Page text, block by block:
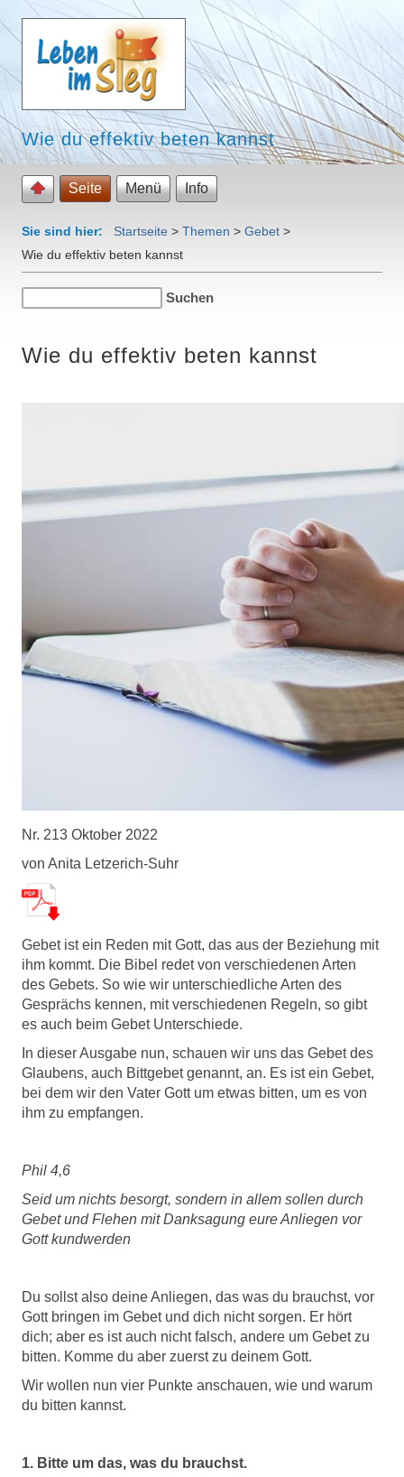
Wie du effektiv beten kannst
Seite Menü Info
Sie sind hier: Startseite > Themen > Gebet >
Wie du effektiv beten kannst
Wie du effektiv beten kannst
Nr. 213 Oktober 2022
von Anita Letzerich-Suhr
Gebet ist ein Reden mit Gott, das aus der Beziehung mit
ihm kommt. Die Bibel redet von verschiedenen Arten
des Gebets. So wie wir unterschiedliche Arten des
Gesprächs kennen, mit verschiedenen Regeln, so gibt
es auch beim Gebet Unterschiede.
In dieser Ausgabe nun, schauen wir uns das Gebet des
Glaubens, auch Bittgebet genannt, an. Es ist ein Gebet,
bei dem wir den Vater Gott um etwas bitten, um es von
ihm zu empfangen.
Phil 4,6
Seid um nichts besorgt, sondern in allem sollen durch
Gebet und Flehen mit Danksagung eure Anliegen vor
Gott kundwerden
Du sollst also deine Anliegen, das was du brauchst, vor
Gott bringen im Gebet und dich nicht sorgen. Er hört
dich; aber es ist auch nicht falsch, andere um Gebet zu
bitten. Komme du aber zuerst zu deinem Gott.
Wir wollen nun vier Punkte anschauen, wie und warum
du bitten kannst.
1. Bitte um das, was du brauchst.